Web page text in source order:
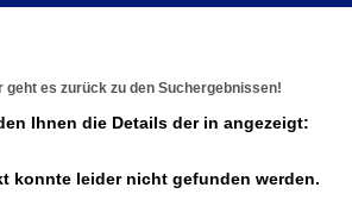
geht es zurück zu den Suchergebnissen!
Ihnen die Details der in angezeigt:
konnte leider nicht gefunden werden.